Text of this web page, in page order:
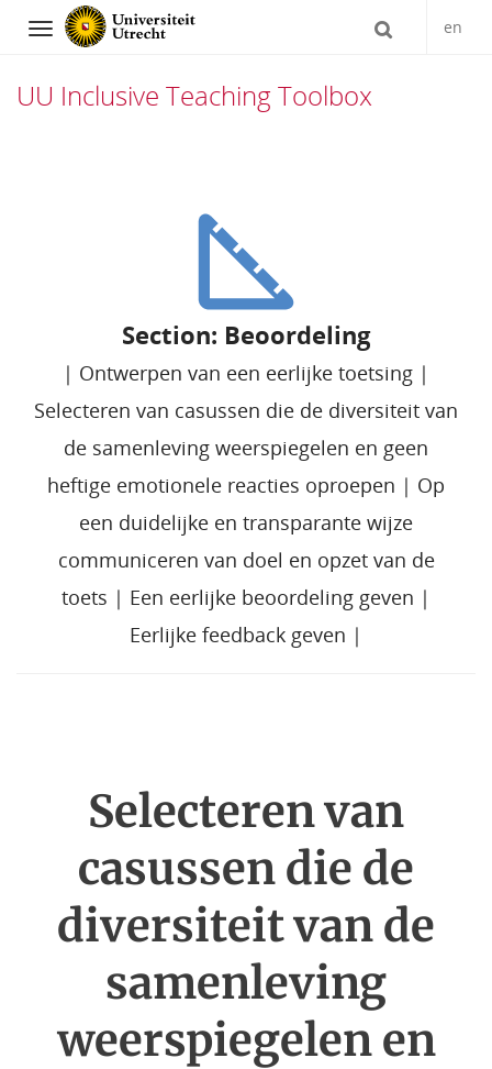
Navigation en
UU Inclusive Teaching Toolbox
Section: Beoordeling
| Ontwerpen van een eerlijke toetsing |
Selecteren van casussen die de diversiteit van
de samenleving weerspiegelen en geen
heftige emotionele reacties oproepen | Op
een duidelijke en transparante wijze
communiceren van doel en opzet van de
toets | Een eerlijke beoordeling geven |
Eerlijke feedback geven |
Selecteren van
casussen die de
diversiteit van de
samenleving
weerspiegelen en